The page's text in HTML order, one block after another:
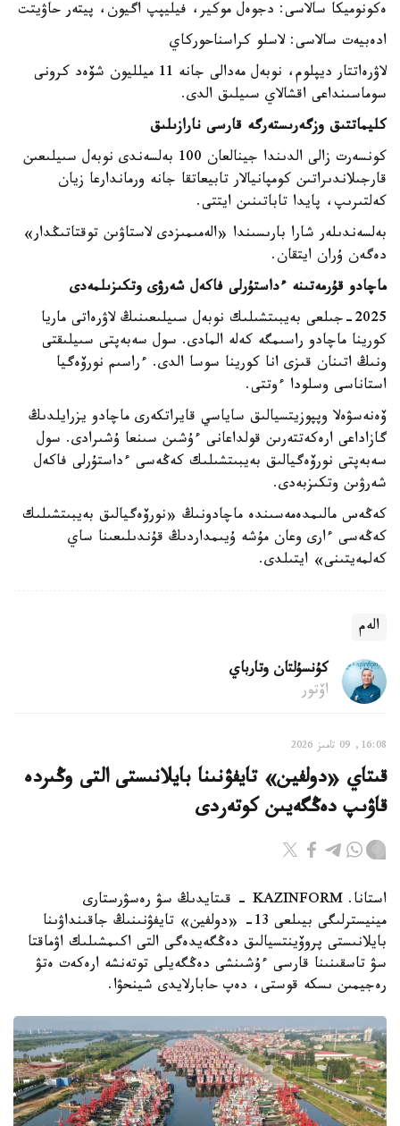
ەكونوميكا سالاسى: دجوەل موكير، فيليپپ اگيون، پيتەر حاۋيتت
ادەبيەت سالاسى: لاسلو كراسناحوركاي
لاۋرەاتتار ديپلوم، نوبەل مەدالى جانە 11 ميلليون شۆەد كرونى
سوماسىنداعى اقشالاي سىيلىق الدى.
كليماتتىق وزگەرىستەرگە قارسى نارازىلىق
كونسەرت زالى الدىندا جينالعان 100 بەلسەندى نوبەل سىيلىعىن
قارجىلاندىراتىن كومپانيالار تابيعاتقا جانە ورماندارعا زيان
كەلتىرىپ، پايدا تاباتىنىن ايتتى.
بەلسەندىلەر شارا بارىسىندا «الەمىمىزدى لاستاۋىن توقتاتىڭدار»
دەگەن ۇران ايتقان.
ماچادو قۇرمەتىنە ءداستۇرلى فاكەل شەرۋى وتكىزىلمەدى
2025-جىلعى بەيبىتشىلىك نوبەل سىيلىعىنىڭ لاۋرەاتى ماريا
كورينا ماچادو راسىمگە كەلە المادى. سول سەبەپتى سىيلىقتى
ونىڭ اتىنان قىزى انا كورينا سوسا الدى. ءراسىم نورۆەگيا
استاناسى وسلودا ءوتتى.
ۆەنەسۋەلا وپپوزيتسيالىق ساياسي قايراتكەرى ماچادو يزرايلدىڭ
گازاداعى ارەكەتتەرىن قولداعانى ءۇشىن سىنعا ۇشىرادى. سول
سەبەپتى نورۆەگيالىق بەيبىتشىلىك كەڭەسى ءداستۇرلى فاكەل
شەرۋىن وتكىزبەدى.
كەڭەس مالىمدەمەسىندە ماچادونىڭ «نورۆەگيالىق بەيبىتشىلىك
كەڭەسى ءارى وعان مۇشە ۇيىمداردىڭ قۇندىلىعىنا ساي
كەلمەيتىنى» ايتىلدى.
الەم
كۇنسۇلتان وتارباي
اۆتور
16:08, 09 تامىز 2026
قىتاي «دولفين» تايفۋنىنا بايلانىستى التى وڭىردە
قاۋىپ دەڭگەيىن كوتەردى
استانا. KAZINFORM - قىتايدىڭ سۋ رەسۋرستارى
مينيسترلىگى بيىلعى 13- «دولفين» تايفۋنىنىڭ جاقىنداۋىنا
بايلانىستى پروۆينتسيالىق دەڭگەيدەگى التى اكىمشىلىك اۋماقتا
سۋ تاسقىنىنا قارسى ءۇشىنشى دەڭگەيلى توتەنشە ارەكەت ەتۋ
رەجيمىن ىسكە قوستى، دەپ حابارلايدى شينحۋا.